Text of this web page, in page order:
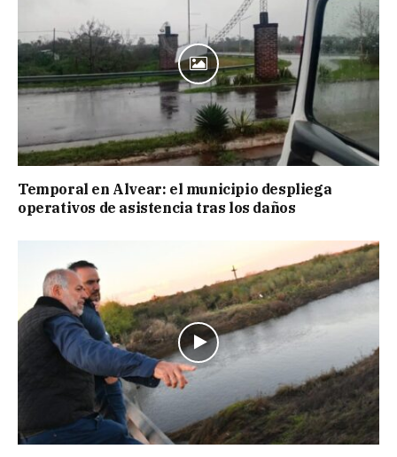
Temporal en Alvear: el municipio despliega
operativos de asistencia tras los daños